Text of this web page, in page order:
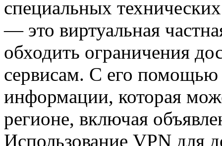
специальных
— это виртуальная
обходить ограничения
сервисам. С его
информации, которая
регионе, включая
Использование VPN для